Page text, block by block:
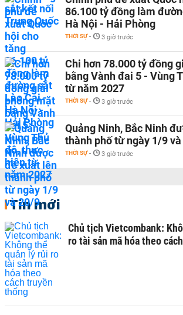
86.100 tỷ đồng làm
Hà Nội - Hải Phòng
THỜI SỰ - 3 giờ trước
Chi hơn 78.000 tỷ đồng
bằng Vành đai 5 - Vùng
từ năm 2027
THỜI SỰ - 3 giờ trước
Quảng Ninh, Bắc Ninh
thành phố từ ngày 1/9
THỜI SỰ - 3 giờ trước
Tin mới
Chủ tịch Vietcombank:
ro tài sản mã hóa theo